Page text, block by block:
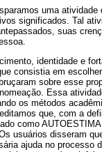
uma
significados. Tal
suas
identidade e
consistia em
sobre esse
Essa
os métodos
que, com a
como
usuários disseram
ajuda no processo